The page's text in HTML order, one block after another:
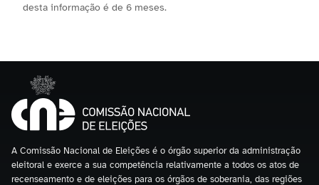
desta informação é de 6 meses.
A Comissão Nacional de Eleições é o órgão superior da administração
eleitoral e exerce a sua competência relativamente a todos os atos de
recenseamento e de eleições para os órgãos de soberania, das regiões